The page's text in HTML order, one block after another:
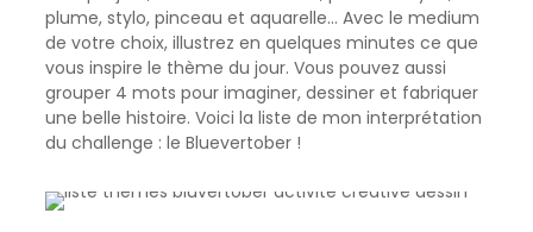
plume, stylo, pinceau et aquarelle… Avec le medium
de votre choix, illustrez en quelques minutes ce que
vous inspire le thème du jour. Vous pouvez aussi
grouper 4 mots pour imaginer, dessiner et fabriquer
une belle histoire. Voici la liste de mon interprétation
du challenge : le Bluevertober !